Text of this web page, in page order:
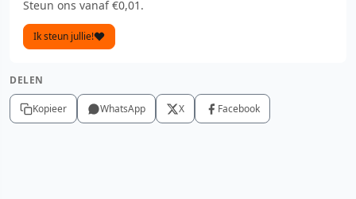
Steun ons vanaf €0,01.
Ik steun jullie!
DELEN
Kopieer WhatsApp X Facebook